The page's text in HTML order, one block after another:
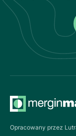
Opracowany przez